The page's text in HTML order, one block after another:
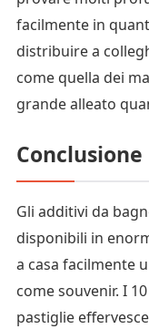
facilmente in
distribuire a
come quella dei
grande alleato
Conclusione
Gli additivi da
disponibili in
a casa facilmente
come souvenir. I
pastiglie